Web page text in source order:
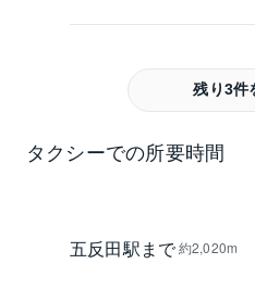
残り3件
タクシーでの所要時間
五反田駅まで約2,020m